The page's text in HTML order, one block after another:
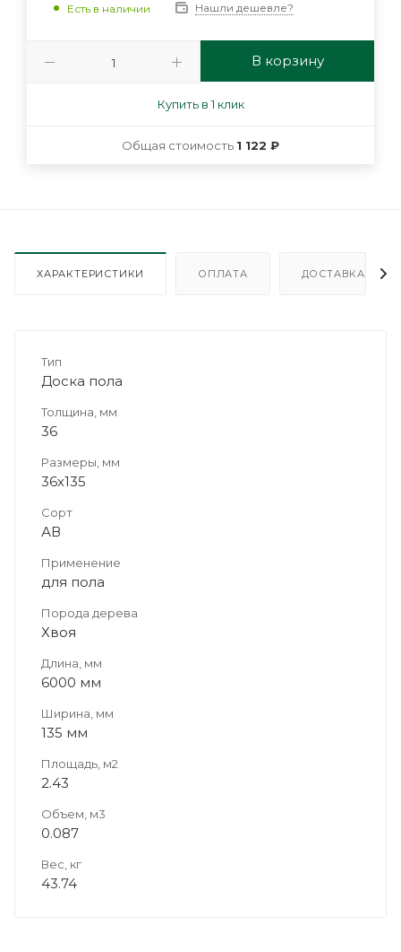
Есть в наличии Нашли дешевле?
В корзину
Купить в 1 клик
Общая стоимость 1 122 ₽
ХАРАКТЕРИСТИКИ ОПЛАТА ДОСТАВКА
Тип
Доска пола
Толщина, мм
36
Размеры, мм
36х135
Сорт
АВ
Применение
для пола
Порода дерева
Хвоя
Длина, мм
6000 мм
Ширина, мм
135 мм
Площадь, м2
2.43
Объем, м3
0.087
Вес, кг
43.74